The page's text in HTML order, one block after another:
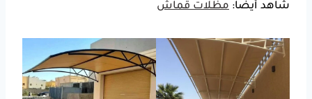
شاهد أيضا: مظلات قماش